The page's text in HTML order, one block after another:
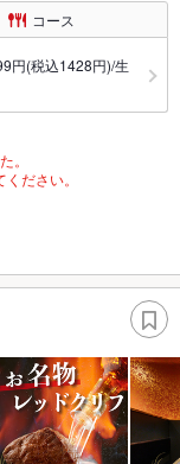
コース
円(税込1428円)/生
。
ださい。